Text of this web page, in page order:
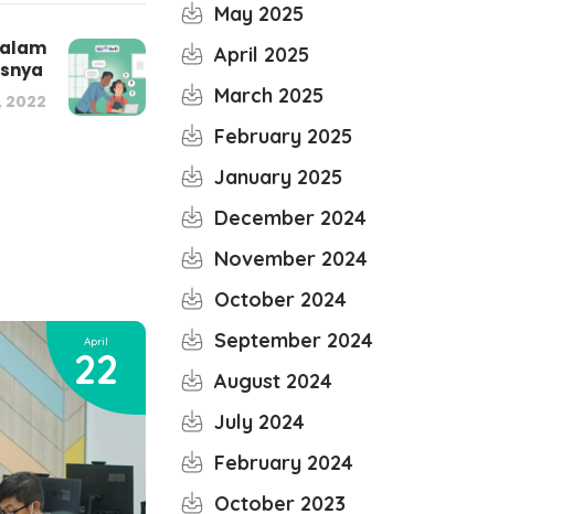
2022
April
22
May 2025
April 2025
March 2025
February 2025
January 2025
December 2024
November 2024
October 2024
September 2024
August 2024
July 2024
February 2024
October 2023